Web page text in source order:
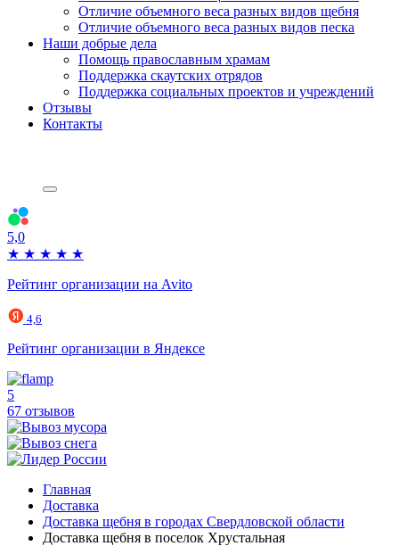
Отличие объемного веса разных видов щебня
Отличие объемного веса разных видов песка
Наши добрые дела
Помощь православным храмам
Поддержка скаутских отрядов
Поддержка социальных проектов и учреждений
Отзывы
Контакты
5,0
★ ★ ★ ★ ★
Рейтинг организации на Avito
4,6
Рейтинг организации в Яндексе
5
67 отзывов
Главная
Доставка
Доставка щебня в городах Свердловской области
Доставка щебня в поселок Хрустальная